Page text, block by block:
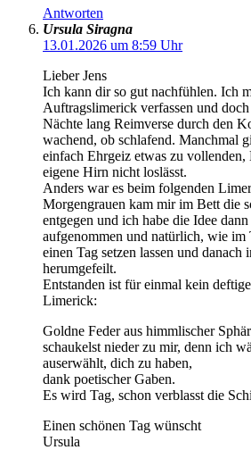
Antworten
Ursula Siragna
13.01.2026 um 8:59 Uhr
Lieber Jens
Ich kann dir so gut nachfühlen. Ich
Auftragslimerick verfassen und
Nächte lang Reimverse durch den
wachend, ob schlafend. Manchmal
einfach Ehrgeiz etwas zu vollenden,
eigene Hirn nicht loslässt.
Anders war es beim folgenden
Morgengrauen kam mir im Bett die
entgegen und ich habe die Idee
aufgenommen und natürlich, wie im
einen Tag setzen lassen und danach
herumgefeilt.
Entstanden ist für einmal kein
Limerick:
Goldne Feder aus himmlischer
schaukelst nieder zu mir, denn ich
auserwählt, dich zu haben,
dank poetischer Gaben.
Es wird Tag, schon verblasst die
Einen schönen Tag wünscht
Ursula